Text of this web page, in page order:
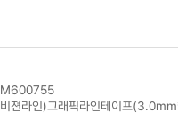
M600755
비젼라인)그래픽라인테이프